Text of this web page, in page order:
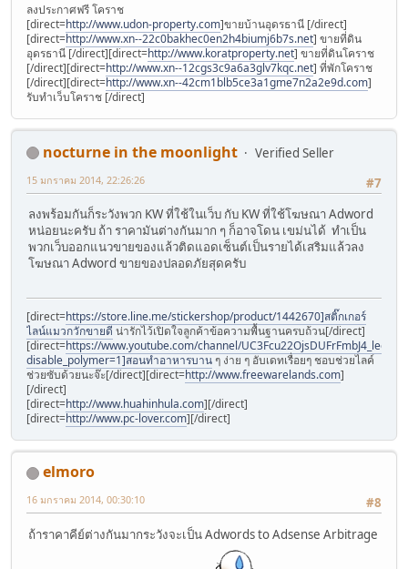
ลงประกาศฟรี โคราช
[direct=http://www.udon-property.com]‎ขายบ้านอุดรธานี [/direct]
[direct=http://www.xn--22c0bakhec0en2h4biumj6b7s.net] ขายที่ดิน
อุดรธานี [/direct][direct=http://www.koratproperty.net] ขายที่ดินโคราช
[/direct][direct=http://www.xn--12cgs3c9a6a3glv7kqc.net]‎ ที่พักโคราช
[/direct][direct=http://www.xn--42cm1blb5ce3a1gme7n2a2e9d.com]
รับทำเว็บโคราช [/direct]
nocturne in the moonlight
Verified Seller
#7
15 มกราคม 2014, 22:26:26
ลงพร้อมกันก็ระวังพวก KW ที่ใช้ในเว็บ กับ KW ที่ใช้โฆษณา Adword
หน่อยนะครับ ถ้า ราคามันต่างกันมาก ๆ ก็อาจโดน เขม่นได้ ทำเป็น
พวกเว็บออกแนวขายของแล้วติดแอดเซ็นต์เป็นรายได้เสริมแล้วลง
โฆษณา Adword ขายของปลอดภัยสุดครับ
[direct=https://store.line.me/stickershop/product/1442670]สติ๊กเกอร์
ไลน์แมวกวักขายดี น่ารักไว้เปิดใจลูกค้าข้อความพื้นฐานครบถ้วน[/direct]
[direct=https://www.youtube.com/channel/UC3Fcu22OjsDUFrFmbJ4_leg/
disable_polymer=1]สอนทำอาหารบาน ๆ ง่าย ๆ อับเดทเรื่อยๆ ชอบช่วยไลค์
ช่วยซับด้วยนะจ๊ะ[/direct][direct=http://www.freewarelands.com]
[/direct]
[direct=http://www.huahinhula.com][/direct]
[direct=http://www.pc-lover.com][/direct]
elmoro
#8
16 มกราคม 2014, 00:30:10
ถ้าราคาคีย์ต่างกันมากระวังจะเป็น Adwords to Adsense Arbitrage